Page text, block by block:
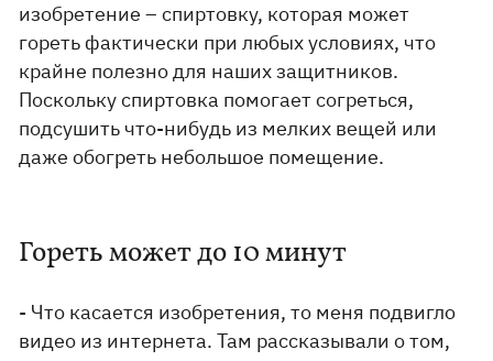
изобретение – спиртовку, которая может
гореть фактически при любых условиях, что
крайне полезно для наших защитников.
Поскольку спиртовка помогает согреться,
подсушить что-нибудь из мелких вещей или
даже обогреть небольшое помещение.
Гореть может до 10 минут
- Что касается изобретения, то меня подвигло
видео из интернета. Там рассказывали о том,